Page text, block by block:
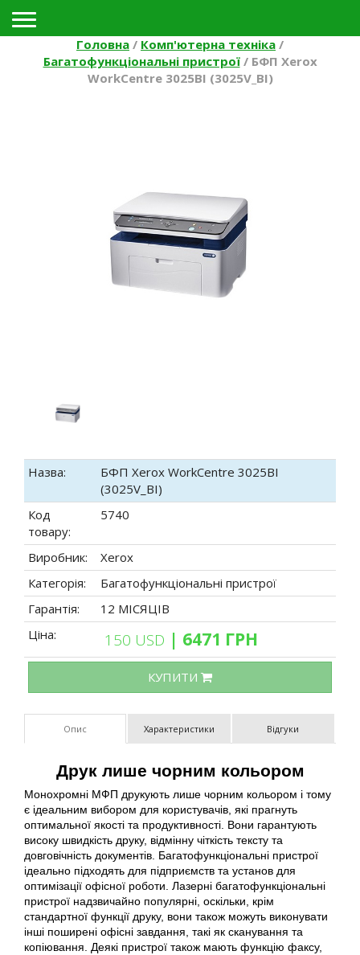
Головна / Комп'ютерна техніка /
Багатофункціональні пристрої / БФП Xerox
WorkCentre 3025BI (3025V_BI)
Назва:
БФП Xerox WorkCentre 3025BI
(3025V_BI)
Код
товару:
5740
Виробник:
Xerox
Категорія:
Багатофункціональні пристрої
Гарантія:
12 МІСЯЦІВ
Ціна:
150 USD | 6471 ГРН
КУПИТИ
Опис Характеристики Відгуки
Друк лише чорним кольором
Монохромні МФП друкують лише чорним кольором і тому
є ідеальним вибором для користувачів, які прагнуть
оптимальної якості та продуктивності. Вони гарантують
високу швидкість друку, відмінну чіткість тексту та
довговічність документів. Багатофункціональні пристрої
ідеально підходять для підприємств та установ для
оптимізації офісної роботи. Лазерні багатофункціональні
пристрої надзвичайно популярні, оскільки, крім
стандартної функції друку, вони також можуть виконувати
інші поширені офісні завдання, такі як сканування та
копіювання. Деякі пристрої також мають функцію факсу,